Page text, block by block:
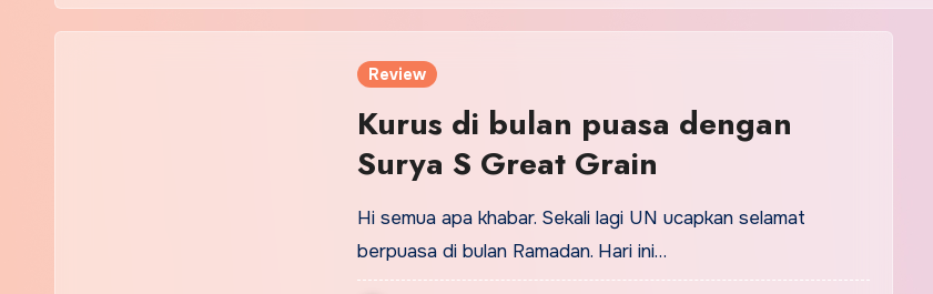
Review
Kurus di bulan puasa dengan
Surya S Great Grain
Hi semua apa khabar. Sekali lagi UN ucapkan selamat
berpuasa di bulan Ramadan. Hari ini…